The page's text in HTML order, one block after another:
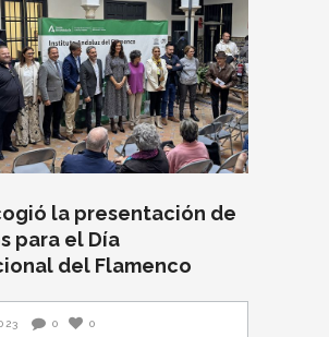
la presentación de
para el Día
del Flamenco
0 0